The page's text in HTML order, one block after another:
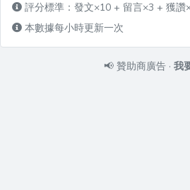
評分標準：發文×10 + 留言×3 + 獲
本數據每小時更新一次
📢 贊助商廣告 · 我